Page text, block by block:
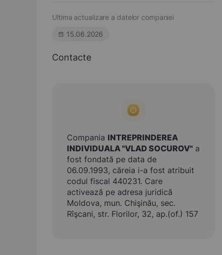
Ultima actualizare a datelor companiei
15.06.2026
Contacte
Compania INTREPRINDEREA
INDIVIDUALA "VLAD SOCUROV" a
fost fondată pe data de
06.09.1993, căreia i-a fost atribuit
codul fiscal 440231. Care
activează pe adresa juridică
Moldova, mun. Chişinău, sec.
Rîşcani, str. Florilor, 32, ap.(of.) 157